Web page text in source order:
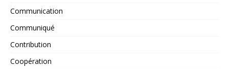
Communication
Communiqué
Contribution
Coopération